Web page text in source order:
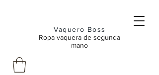
Vaquero Boss
Ropa vaquera de segunda
mano